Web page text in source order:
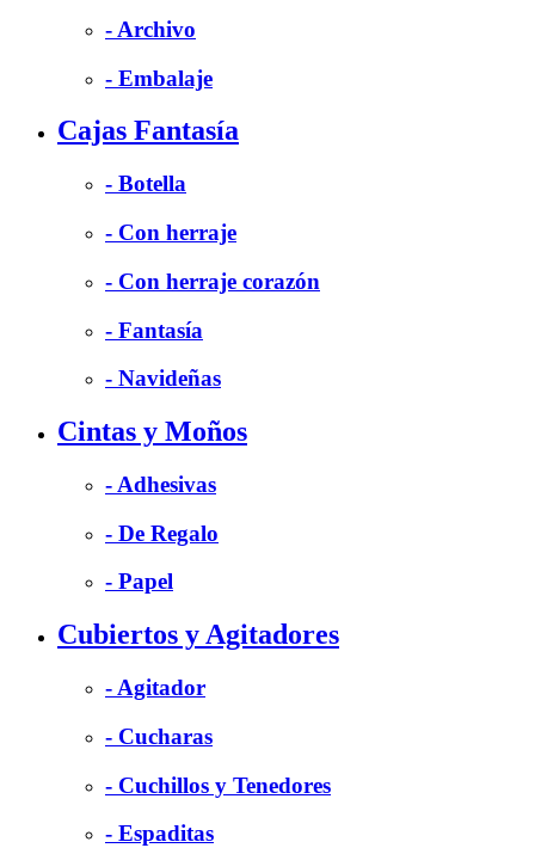
- Archivo
- Embalaje
Cajas Fantasía
- Botella
- Con herraje
- Con herraje corazón
- Fantasía
- Navideñas
Cintas y Moños
- Adhesivas
- De Regalo
- Papel
Cubiertos y Agitadores
- Agitador
- Cucharas
- Cuchillos y Tenedores
- Espaditas